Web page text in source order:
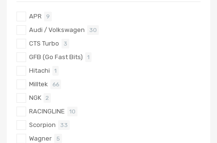
APR 9
Audi / Volkswagen 30
CTS Turbo 3
GFB (Go Fast Bits) 1
Hitachi 1
Milltek 66
NGK 2
RACINGLINE 10
Scorpion 33
Wagner 5